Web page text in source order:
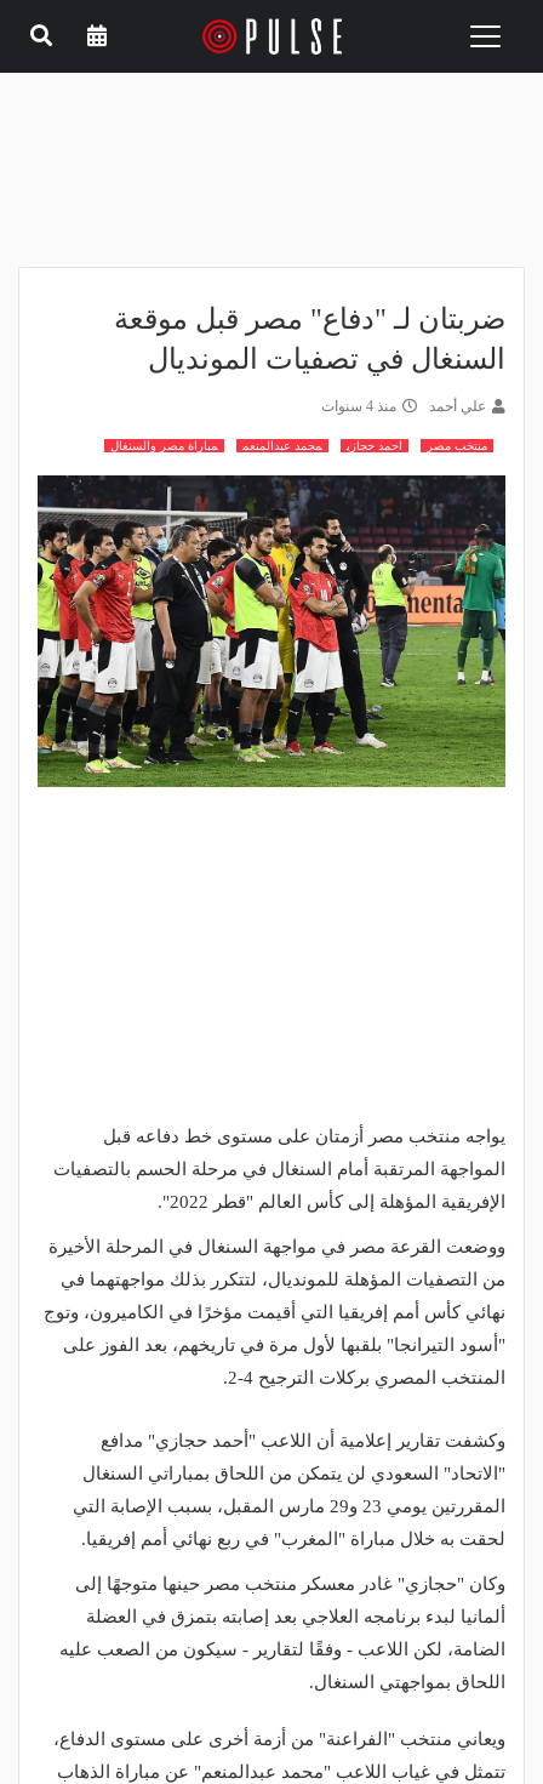
Toggle
ضربتان لـ "دفاع" مصر قبل موقعة
السنغال في تصفيات المونديال
علي أحمد منذ 4 سنوات
منتخب مصر احمد حجازي محمد عبدالمنعم مباراة مصر والسنغال
يواجه منتخب مصر أزمتان على مستوى خط دفاعه قبل
المواجهة المرتقبة أمام السنغال في مرحلة الحسم بالتصفيات
الإفريقية المؤهلة إلى كأس العالم "قطر 2022".
ووضعت القرعة مصر في مواجهة السنغال في المرحلة الأخيرة
من التصفيات المؤهلة للمونديال، لتتكرر بذلك مواجهتهما في
نهائي كأس أمم إفريقيا التي أقيمت مؤخرًا في الكاميرون، وتوج
"أسود التيرانجا" بلقبها لأول مرة في تاريخهم، بعد الفوز على
المنتخب المصري بركلات الترجيح 4-2.
وكشفت تقارير إعلامية أن اللاعب "أحمد حجازي" مدافع
"الاتحاد" السعودي لن يتمكن من اللحاق بمباراتي السنغال
المقررتين يومي 23 و29 مارس المقبل، بسبب الإصابة التي
لحقت به خلال مباراة "المغرب" في ربع نهائي أمم إفريقيا.
وكان "حجازي" غادر معسكر منتخب مصر حينها متوجهًا إلى
ألمانيا لبدء برنامجه العلاجي بعد إصابته بتمزق في العضلة
الضامة، لكن اللاعب - وفقًا لتقارير - سيكون من الصعب عليه
اللحاق بمواجهتي السنغال.
ويعاني منتخب "الفراعنة" من أزمة أخرى على مستوى الدفاع،
تتمثل في غياب اللاعب "محمد عبدالمنعم" عن مباراة الذهاب